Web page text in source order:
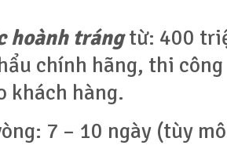
hoành trángtừ: 400
chính hãng, thi
khách hàng.
7 – 10 ngày (tùy